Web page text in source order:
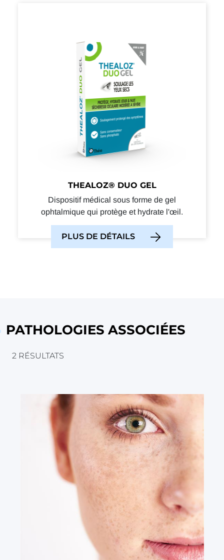
THEALOZ® DUO GEL
Dispositif médical sous forme de gel
ophtalmique qui protège et hydrate l'œil.
PLUS DE DÉTAILS
PATHOLOGIES ASSOCIÉES
2 RÉSULTATS